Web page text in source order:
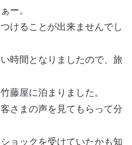
ー。
けることが出来ませんでし
時間となりましたので、旅
藤屋に泊まりました。
さまの声を見てもらって分
ョックを受けていたかも知